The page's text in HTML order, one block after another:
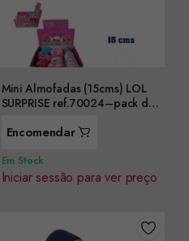
Mini Almofadas (15cms) LOL
SURPRISE ref.70024–pack de
Encomendar
Em Stock
Iniciar sessão para ver preço